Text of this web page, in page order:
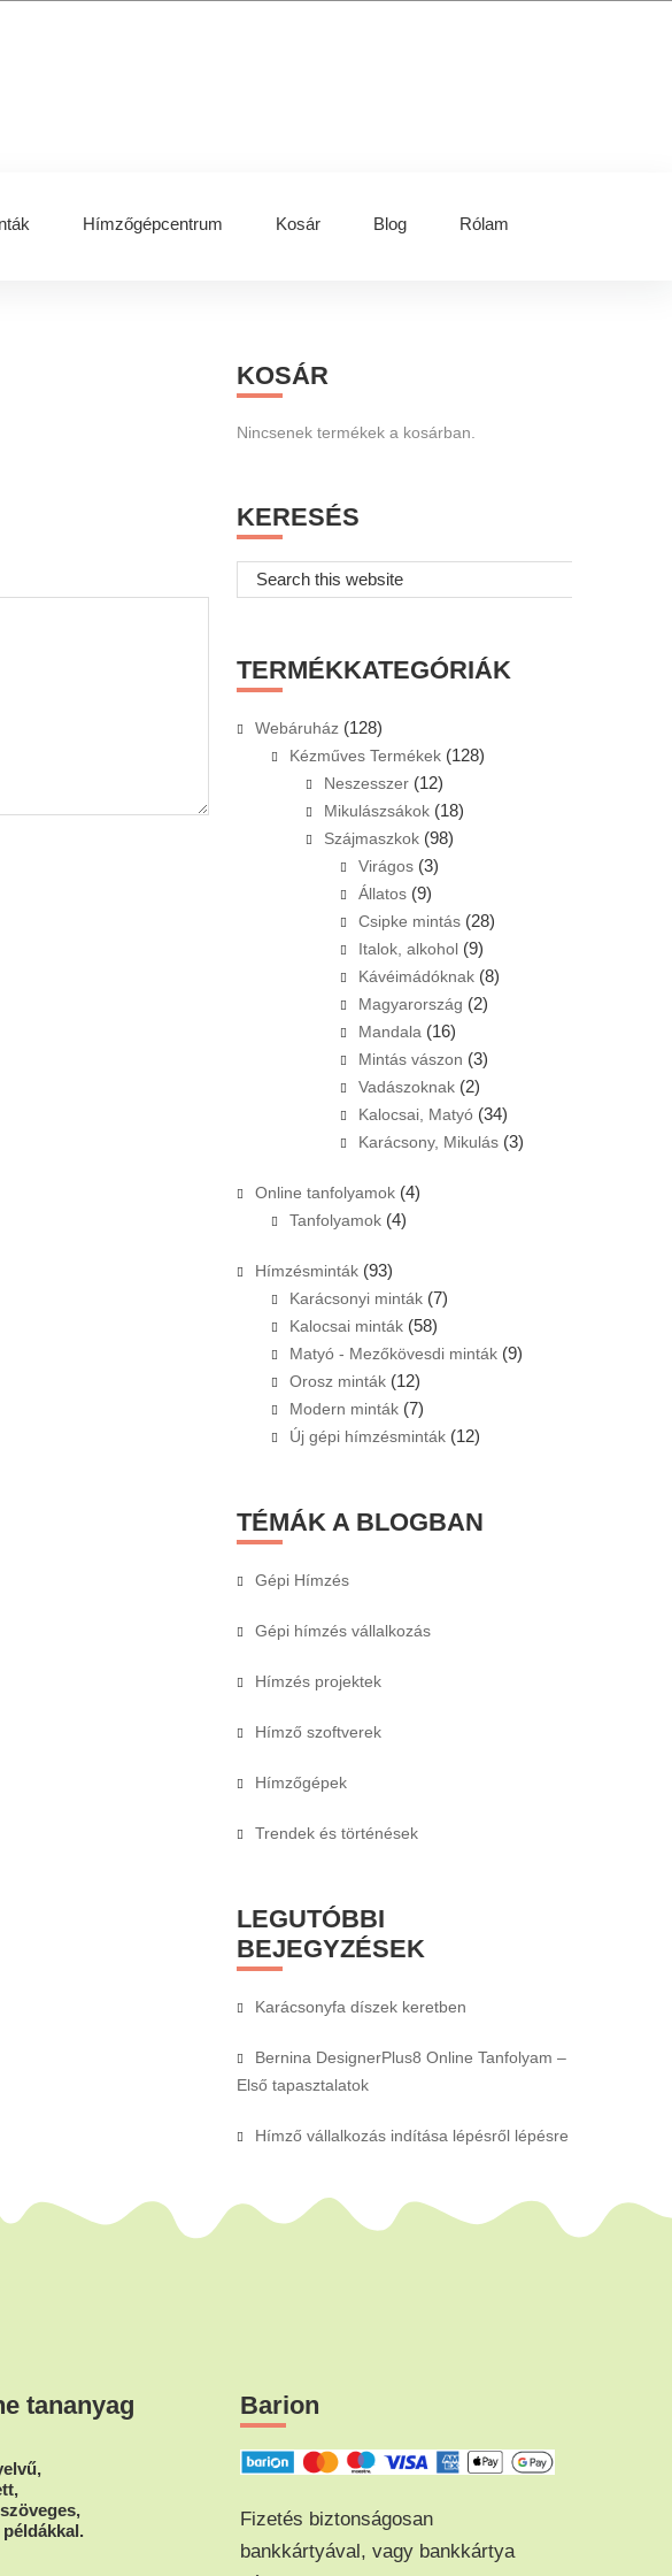
Hímzőgépcentrum Kosár Blog Rólam
Primary
Sidebar
KOSÁR
Nincsenek termékek a kosárban.
KERESÉS
Search
this
TERMÉKKATEGÓRIÁK
Webáruház (128)
Kézműves Termékek (128)
Neszesszer (12)
Mikulászsákok (18)
Szájmaszkok (98)
Virágos (3)
Állatos (9)
Csipke mintás (28)
Italok, alkohol (9)
Kávéimádóknak (8)
Magyarország (2)
Mandala (16)
Mintás vászon (3)
Vadászoknak (2)
Kalocsai, Matyó (34)
Karácsony, Mikulás (3)
Online tanfolyamok (4)
Tanfolyamok (4)
Hímzésminták (93)
Karácsonyi minták (7)
Kalocsai minták (58)
Matyó - Mezőkövesdi minták (9)
Orosz minták (12)
Modern minták (7)
Új gépi hímzésminták (12)
TÉMÁK A BLOGBAN
Gépi Hímzés
Gépi hímzés vállalkozás
Hímzés projektek
Hímző szoftverek
Hímzőgépek
Trendek és történések
LEGUTÓBBI
BEJEGYZÉSEK
Karácsonyfa díszek keretben
Bernina DesignerPlus8 Online Tanfolyam –
Első tapasztalatok
Hímző vállalkozás indítása lépésről lépésre
tananyag Barion
Fizetés biztonságosan
bankkártyával, vagy bankkártya